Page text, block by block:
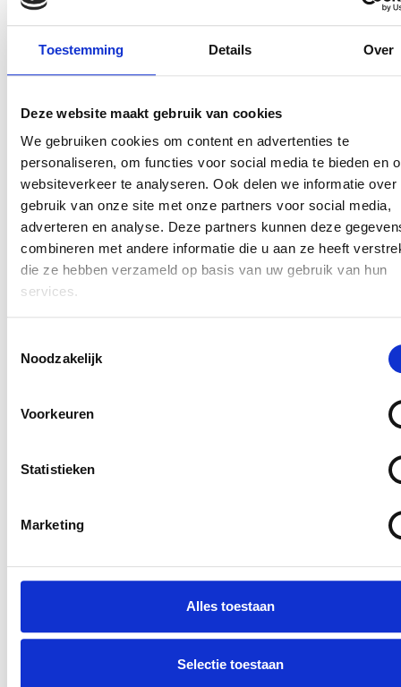
Toestemming Details Over
Deze website maakt gebruik van cookies
We gebruiken cookies om content en advertenties te
personaliseren, om functies voor social media te bieden en
websiteverkeer te analyseren. Ook delen we informatie over
gebruik van onze site met onze partners voor social media,
adverteren en analyse. Deze partners kunnen deze
combineren met andere informatie die u aan ze heeft
die ze hebben verzameld op basis van uw gebruik van hun
services.
Noodzakelijk
Voorkeuren
Statistieken
Marketing
Alles toestaan
Selectie toestaan
Ernst Jansz - het beste van
Ernst Jansz brengt zestig jaar eigen muziek tot leven
12 dec. 2026 Cultuurkoepel Heiloo
Dinnershow Tribute to the Cats
The end of the show? Zeker niet, want ook op
zaterdag 12 december 2026 kunt u bij Hotel
Zuiderduin genieten van de karakteristieke
‘Catssound’. De Tribute to The Cats Band verzorgt een
The Cats aan bod komen.